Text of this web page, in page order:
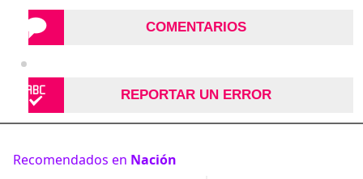
COMENTARIOS
REPORTAR UN ERROR
Recomendados en Nación